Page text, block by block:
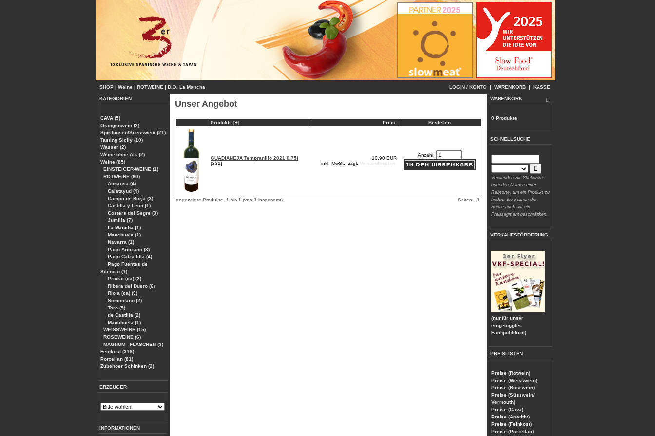
SHOP | Weine | ROTWEINE | D.O. La Mancha LOGIN / KONTO | WARENKORB | KASSE
KATEGORIEN
CAVA (5)
Orangenwein (2)
Spirituosen/Suesswein (21)
Tasting Sicily (10)
Wasser (2)
Weine ohne Alk (2)
Weine (85)
EINSTEIGER-WEINE (1)
ROTWEINE (60)
Almansa (4)
Calatayud (4)
Campo de Borja (3)
Castilla y Leon (1)
Costers del Segre (3)
Jumilla (7)
La Mancha (1)
Manchuela (1)
Navarra (1)
Pago Arinzano (3)
Pago Calzadilla (4)
Pago Fuentes de
Silencio (1)
Priorat (ca) (2)
Ribera del Duero (6)
Rioja (ca) (9)
Somontano (2)
Toro (5)
de Castilla (2)
Manchuela (1)
WEISSWEINE (15)
ROSEWEINE (6)
MAGNUM - FLASCHEN (3)
Feinkost (318)
Porzellan (81)
Zubehoer Schinken (2)
ERZEUGER
INFORMATIONEN
Unser Angebot
Produkte [+] Preis Bestellen
GUADIANEJA Tempranillo 2021 0.75l
[331]
10.90 EUR
inkl. MwSt., zzgl. Versandkosten
Anzahl:
angezeigte Produkte: 1 bis 1 (von 1 insgesamt) Seiten: 1
WARENKORB
0 Produkte
SCHNELLSUCHE
Verwenden Sie Stichworte
oder den Namen einer
Rebsorte, um ein Produkt zu
finden. Sie können die
Suche auch auf ein
Preissegment beschränken.
VERKAUFSFÖRDERUNG
(nur für unser
eingeloggtes
Fachpublikum)
PREISLISTEN
Preise (Rotwein)
Preise (Weisswein)
Preise (Rosewein)
Preise (Süsswein/
Vermouth)
Preise (Cava)
Preise (Aperitiv)
Preise (Feinkost)
Preise (Porzellan)